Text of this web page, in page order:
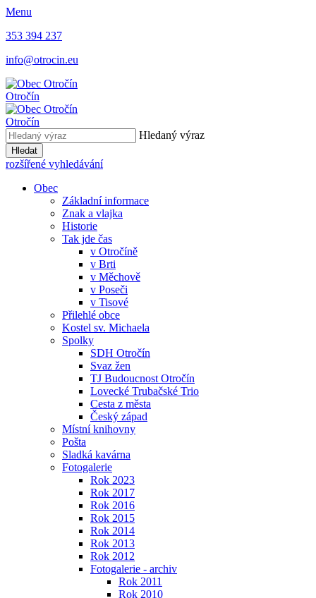
Menu
353 394 237
info@otrocin.eu
Otročín
Otročín
Hledaný výraz
Hledat
rozšířené vyhledávání
Obec
Základní informace
Znak a vlajka
Historie
Tak jde čas
v Otročíně
v Brti
v Měchově
v Poseči
v Tisové
Přilehlé obce
Kostel sv. Michaela
Spolky
SDH Otročín
Svaz žen
TJ Budoucnost Otročín
Lovecké Trubačské Trio
Cesta z města
Český západ
Místní knihovny
Pošta
Sladká kavárna
Fotogalerie
Rok 2023
Rok 2017
Rok 2016
Rok 2015
Rok 2014
Rok 2013
Rok 2012
Fotogalerie - archiv
Rok 2011
Rok 2010